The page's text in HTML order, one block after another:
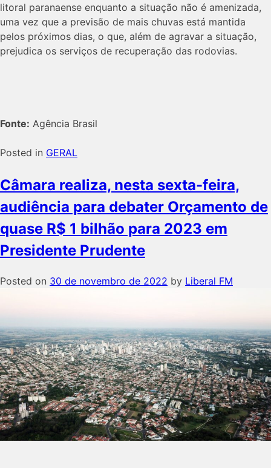
litoral paranaense enquanto a situação não é amenizada,
uma vez que a previsão de mais chuvas está mantida
pelos próximos dias, o que, além de agravar a situação,
prejudica os serviços de recuperação das rodovias.
Fonte: Agência Brasil
Posted in GERAL
Câmara realiza, nesta sexta-feira,
audiência para debater Orçamento de
quase R$ 1 bilhão para 2023 em
Presidente Prudente
Posted on 30 de novembro de 2022 by Liberal FM